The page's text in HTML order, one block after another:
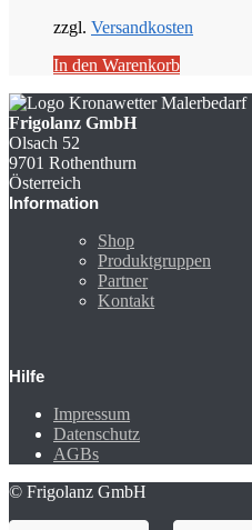
zzgl. Versandkosten
In den Warenkorb
Frigolanz GmbH
Olsach 52
9701 Rothenthurn
Österreich
Information
Shop
Produktgruppen
Partner
Kontakt
Hilfe
Impressum
Datenschutz
AGBs
© Frigolanz GmbH